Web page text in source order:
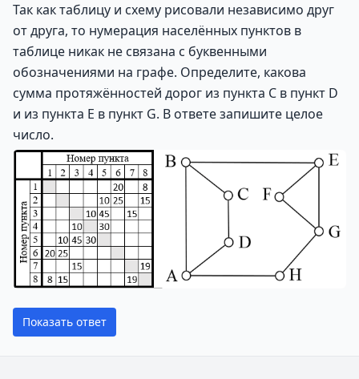
Так как таблицу и схему рисовали независимо друг
от друга, то нумерация населённых пунктов в
таблице никак не связана с буквенными
обозначениями на графе. Определите, какова
сумма протяжённостей дорог из пункта C в пункт D
и из пункта E в пункт G. В ответе запишите целое
число.
Показать ответ